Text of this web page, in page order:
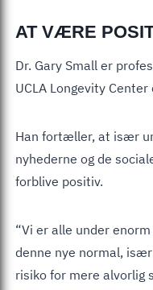
AT VÆRE
Dr. Gary Small er
UCLA Longevity Center
Han fortæller, at især
nyhederne og de
forblive positiv.
“Vi er alle under
denne nye normal,
risiko for mere alvorlig